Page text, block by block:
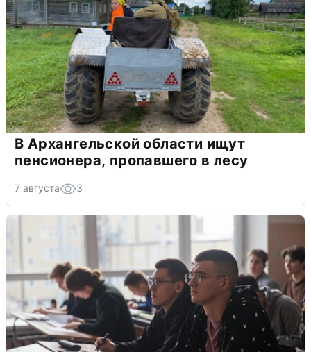
В Архангельской области ищут
пенсионера, пропавшего в лесу
7 августа 3